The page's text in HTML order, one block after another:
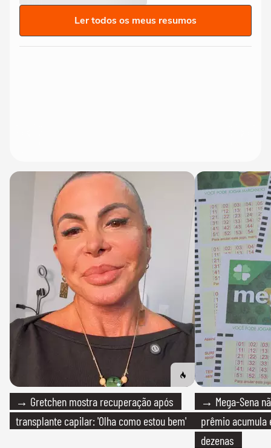
Ler todos os meus resumos
→ Gretchen mostra recuperação após
transplante capilar: 'Olha como estou bem'
→ Mega-Sena
prêmio acumula
dezenas